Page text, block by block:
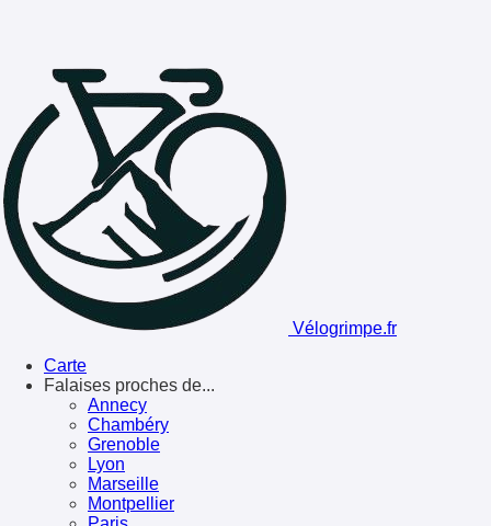
Vélogrimpe.fr
Carte
Falaises proches de...
Annecy
Chambéry
Grenoble
Lyon
Marseille
Montpellier